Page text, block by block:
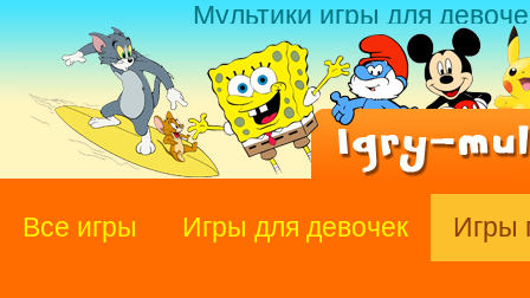
Мультики игры для
Все игры Игры для девочек Игры